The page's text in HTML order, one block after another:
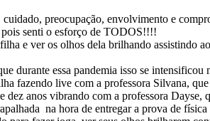
preocupação, envolvimento e
pois senti o esforço de TODOS!!!!
e ver os olhos dela brilhando assistindo
durante essa pandemia isso se
fazendo live com a professora Silvana,
dez anos vibrando com a professora
na hora de entregar a prova de